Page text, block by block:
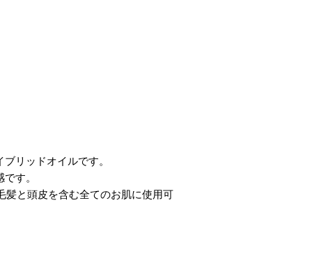
リッドオイルです。
す。
髪と頭皮を含む全てのお肌に使用可